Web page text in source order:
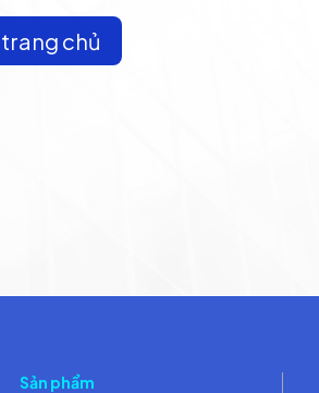
chủ
Sản phẩm